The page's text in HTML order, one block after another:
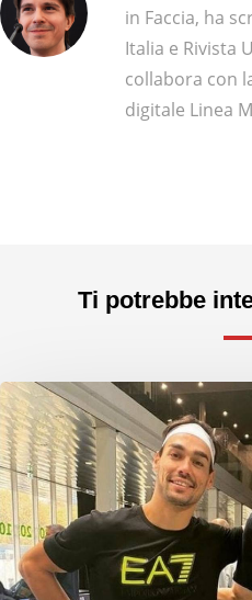
in Faccia, ha
Italia e Rivista
collabora con
digitale Linea
Ti potrebbe